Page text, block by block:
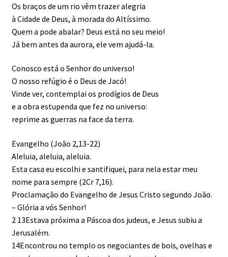
Os braços de um rio vêm trazer alegria
à Cidade de Deus, à morada do Altíssimo.
Quem a pode abalar? Deus está no seu meio!
Já bem antes da aurora, ele vem ajudá-la.
Conosco está o Senhor do universo!
O nosso refúgio é o Deus de Jacó!
Vinde ver, contemplai os prodígios de Deus
e a obra estupenda que fez no universo:
reprime as guerras na face da terra.
Evangelho (João 2,13-22)
Aleluia, aleluia, aleluia.
Esta casa eu escolhi e santifiquei, para nela estar meu
nome para sempre (2Cr 7,16).
Proclamação do Evangelho de Jesus Cristo segundo João.
– Glória a vós Senhor!
2 13Estava próxima a Páscoa dos judeus, e Jesus subiu a
Jerusalém.
14Encontrou no templo os negociantes de bois, ovelhas e